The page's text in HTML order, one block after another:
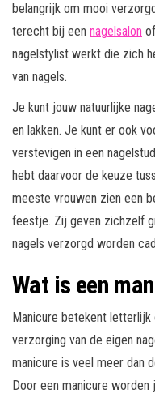
belangrijk om mooi
terecht bij een nagelsalon
nagelstylist werkt die zich
van nagels.
Je kunt jouw natuurlijke
en lakken. Je kunt er ook
verstevigen in een
hebt daarvoor de keuze
meeste vrouwen zien een
feestje. Zij geven zichzelf
nagels verzorgd worden
Wat is een
Manicure betekent letterlijk
verzorging van de eigen
manicure is veel meer dan
Door een manicure